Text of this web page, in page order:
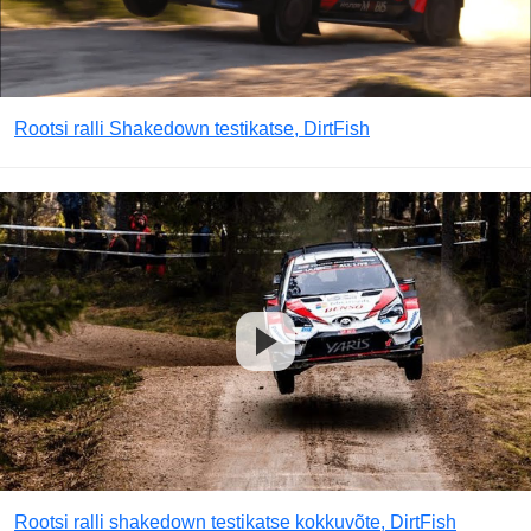
Rootsi ralli Shakedown testikatse, DirtFish
Rootsi ralli shakedown testikatse kokkuvõte, DirtFish